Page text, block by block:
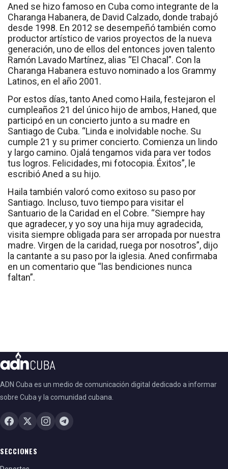
Aned se hizo famoso en Cuba como integrante de la
Charanga Habanera, de David Calzado, donde trabajó
desde 1998. En 2012 se desempeñó también como
productor artístico de varios proyectos de la nueva
generación, uno de ellos del entonces joven talento
Ramón Lavado Martínez, alias “El Chacal”. Con la
Charanga Habanera estuvo nominado a los Grammy
Latinos, en el año 2001.
Por estos días, tanto Aned como Haila, festejaron el
cumpleaños 21 del único hijo de ambos, Haned, que
participó en un concierto junto a su madre en
Santiago de Cuba. “Linda e inolvidable noche. Su
cumple 21 y su primer concierto. Comienza un lindo
y largo camino. Ojalá tengamos vida para ver todos
tus logros. Felicidades, mi fotocopia. Éxitos”, le
escribió Aned a su hijo.
Haila también valoró como exitoso su paso por
Santiago. Incluso, tuvo tiempo para visitar el
Santuario de la Caridad en el Cobre. “Siempre hay
que agradecer, y yo soy una hija muy agradecida,
visita siempre obligada para ser arropada por nuestra
madre. Virgen de la caridad, ruega por nosotros”, dijo
la cantante a su paso por la iglesia. Aned confirmaba
en un comentario que “las bendiciones nunca
faltan”.
ADN Cuba es un medio de comunicación digital dedicado a informar
sobre Cuba y la comunidad cubana.
SECCIONES